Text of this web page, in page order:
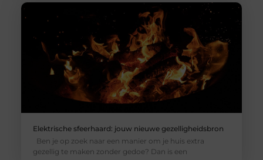
Elektrische sfeerhaard: jouw nieuwe gezelligheidsbron
Ben je op zoek naar een manier om je huis extra
gezellig te maken zonder gedoe? Dan is een